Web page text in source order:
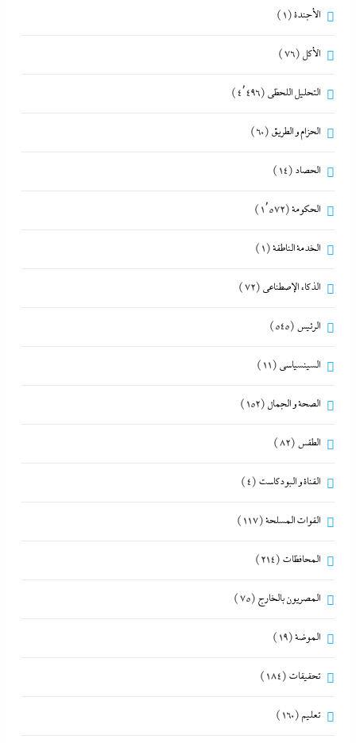
الأجندة(1)
الأكل (76)
التحليل اللحظي (4٬496)
الحزام و الطريق (60)
الحصاد (14)
الحكومة(1٬572)
الخدمة الناطقة(1)
الذكاء الإصطناعي (72)
الرئيس (545)
السينسياسي (11)
الصحة و الجمال (152)
الطقس (82)
القناة و البودكاست (4)
القوات المسلحة(117)
المحافظات (214)
المصريون بالخارج (75)
الموضة(19)
تحقيقات (184)
تعليم (160)